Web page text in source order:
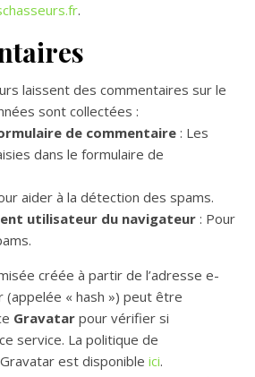
.
laissent des commentaires sur le
sont collectées :
de commentaire : Les
dans le formulaire de
aider à la détection des spams.
utilisateur du navigateur : Pour
créée à partir de l’adresse e-
(appelée « hash ») peut être
Gravatar pour vérifier si
service. La politique de
est disponible ici.